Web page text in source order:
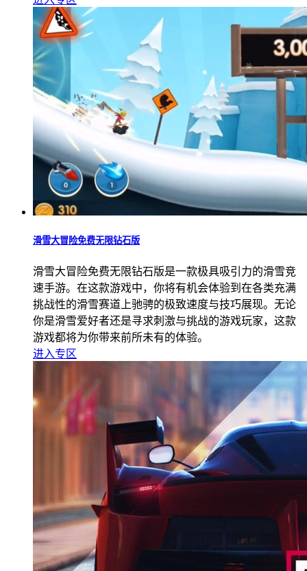
滑雪大冒险免费无限钻石版
滑雪大冒险免费无限钻石版是一款极具吸引力的滑雪竞
速手游。在这款游戏中，你将有机会体验到在各类充满
挑战性的滑雪赛道上驰骋的极致速度与技巧展现。无论
你是滑雪爱好者还是寻求刺激与挑战的游戏玩家，这款
游戏都将为你带来前所未有的体验。
进入专区